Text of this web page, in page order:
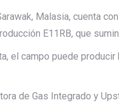
Malasia, cuenta
E11RB, que
el campo puede
de Gas Integrado y